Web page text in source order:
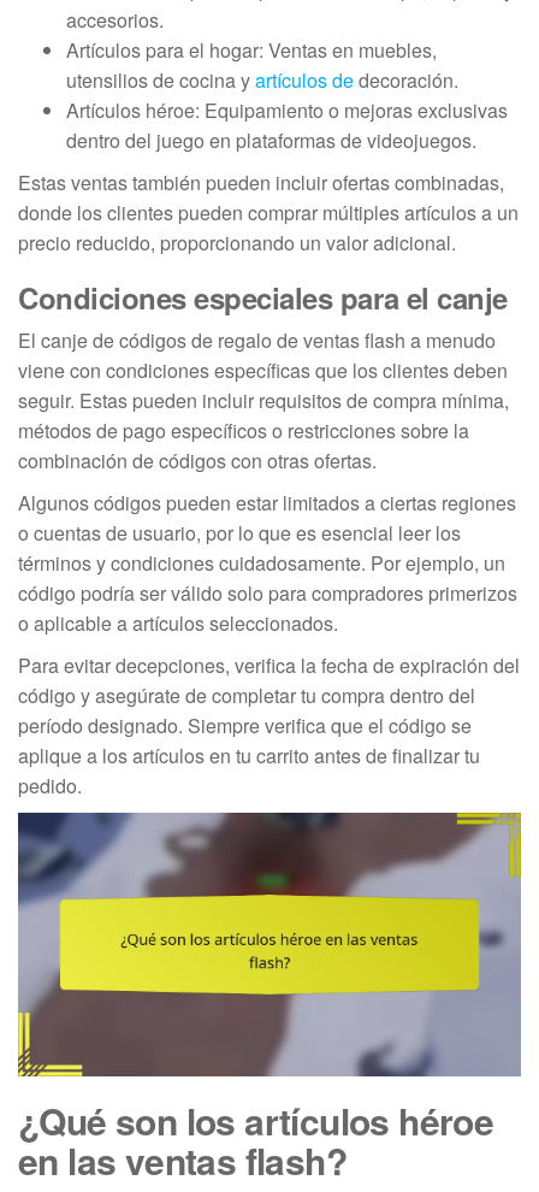
accesorios.
Artículos para el hogar: Ventas en muebles,
utensilios de cocina yartículos dedecoración.
Artículos héroe: Equipamiento o mejoras exclusivas
dentro del juego en plataformas de videojuegos.
Estas ventas también pueden incluir ofertas combinadas,
donde los clientes pueden comprar múltiples artículos a un
precio reducido, proporcionando un valor adicional.
Condiciones especiales para el canje
El canje de códigos de regalo de ventas flash a menudo
viene con condiciones específicas que los clientes deben
seguir. Estas pueden incluir requisitos de compra mínima,
métodos de pago específicos o restricciones sobre la
combinación de códigos con otras ofertas.
Algunos códigos pueden estar limitados a ciertas regiones
o cuentas de usuario, por lo que es esencial leer los
términos y condiciones cuidadosamente. Por ejemplo, un
código podría ser válido solo para compradores primerizos
o aplicable a artículos seleccionados.
Para evitar decepciones, verifica la fecha de expiración del
código y asegúrate de completar tu compra dentro del
período designado. Siempre verifica que el código se
aplique a los artículos en tu carrito antes de finalizar tu
pedido.
¿Qué son los artículos héroe
en las ventas flash?